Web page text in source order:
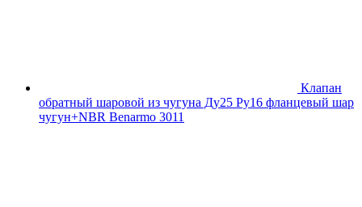
Клапан
обратный шаровой из чугуна Ду25 Ру16 фланцевый шар
чугун+NBR Benarmo 3011